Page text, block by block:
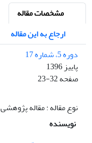
مشخصات مقاله
ارجاع به این مقاله
دوره 5، شماره 17
پاییز 1396
صفحه23-32
نوع مقاله : مقاله پژوهشی
نویسنده